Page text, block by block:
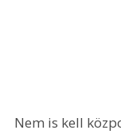
Nem is kell